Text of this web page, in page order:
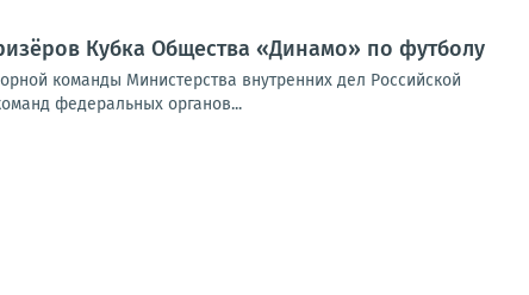
Кубка Общества «Динамо» по футболу
команды Министерства внутренних дел Российской
федеральных органов...